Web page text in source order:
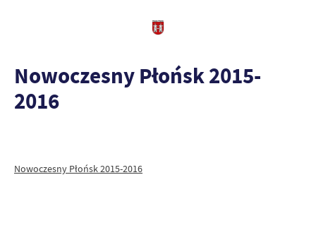
Nowoczesny Płońsk 2015-
2016
Nowoczesny Płońsk 2015-2016